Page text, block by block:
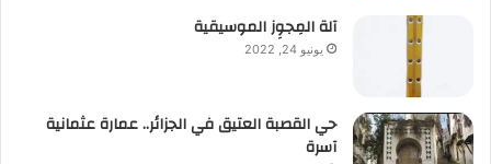
آلة المِجوِز الموسيقية‎‎
يونيو 24, 2022
حي القصبة العتيق في الجزائر.. عمارة عثمانية
آسرة